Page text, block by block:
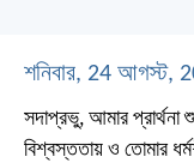
শনিবার, 24 আগস্ট,
সদাপ্রভু, আমার প্রার্থনা
বিশ্বস্ততায় ও তোমার